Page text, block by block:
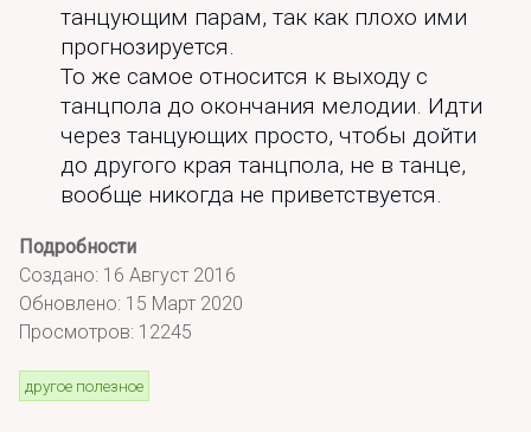
танцующим парам, так как плохо ими
прогнозируется.
То же самое относится к выходу с
танцпола до окончания мелодии. Идти
через танцующих просто, чтобы дойти
до другого края танцпола, не в танце,
вообще никогда не приветствуется.
Подробности
Создано: 16 Август 2016
Обновлено: 15 Март 2020
Просмотров: 12245
другое полезное